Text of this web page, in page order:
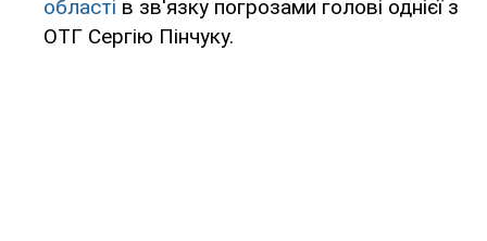
області в зв'язку погрозами голові однієї з
ОТГ Сергію Пінчуку.